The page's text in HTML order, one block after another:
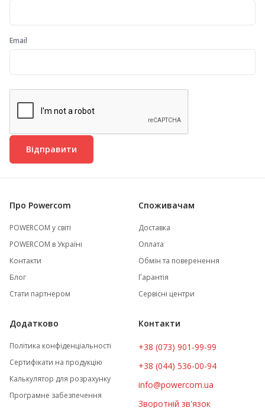
Email
Відправити
Про Powercom
POWERCOM у світі
POWERCOM в Україні
Контакти
Блог
Стати партнером
Споживачам
Доставка
Оплата
Обмін та поверенення
Гарантія
Сервісні центри
Додатково
Політика конфіденціальності
Сертифікати на продукцію
Калькулятор для розрахунку
Програмне забезпечення
Контакти
+38 (073) 901-99-99
+38 (044) 536-00-94
info@powercom.ua
Зворотній зв'язок